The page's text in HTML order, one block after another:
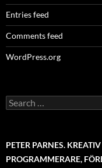
Entries feed
Comments feed
WordPress.org
Search
for:
PETER PARNES.
PROGRAMMERARE,